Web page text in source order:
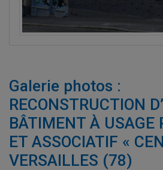
Galerie photos :
RECONSTRUCTION
BÂTIMENT À USAGE
ET ASSOCIATIF «
VERSAILLES (78)